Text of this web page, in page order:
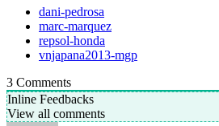
dani-pedrosa
marc-marquez
repsol-honda
vnjapana2013-mgp
3 Comments
Inline Feedbacks
View all comments